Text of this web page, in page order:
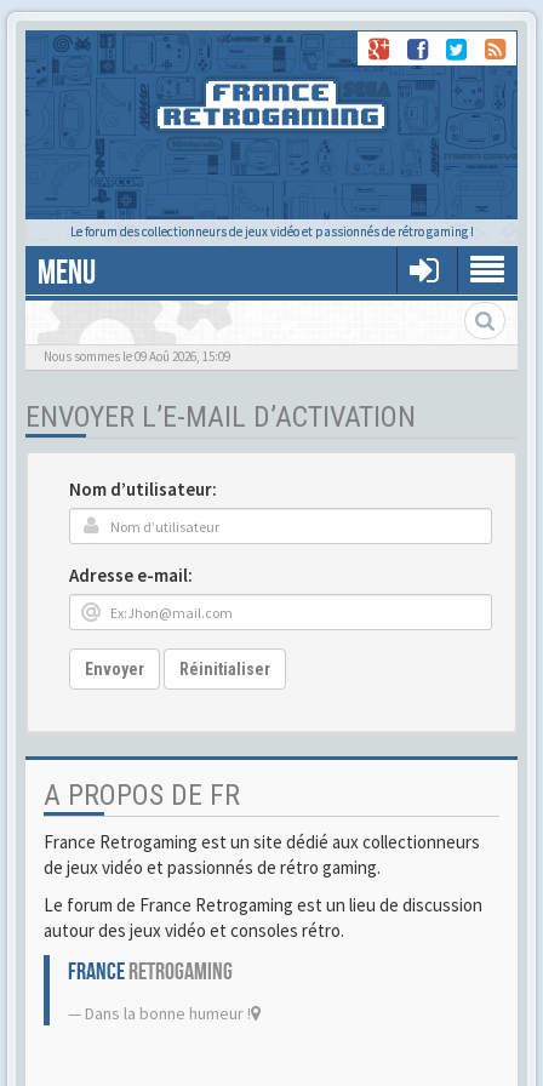
Le forum des collectionneurs de jeux vidéo et passionnés de rétro gaming !
MENU
Gère ton profil et tes préférences
Nous sommes le 09 Aoû 2026, 15:09
ENVOYER L’E-MAIL D’ACTIVATION
Nom d’utilisateur:
Adresse e-mail:
Envoyer Réinitialiser
A PROPOS DE FR
France Retrogaming est un site dédié aux collectionneurs
de jeux vidéo et passionnés de rétro gaming.
Le forum de France Retrogaming est un lieu de discussion
autour des jeux vidéo et consoles rétro.
FRANCERETROGAMING
Dans la bonne humeur !